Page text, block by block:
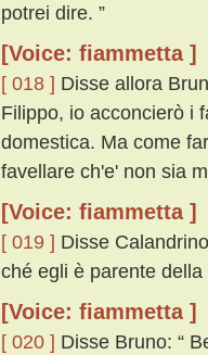
potrei dire. ”
[Voice: fiammetta ]
[ 018 ] Disse allora
Filippo, io acconcierò i
domestica. Ma come
favellare ch'e' non sia
[Voice: fiammetta ]
[ 019 ] Disse
ché egli è parente
[Voice: fiammetta ]
[ 020 ] Disse Bruno: “